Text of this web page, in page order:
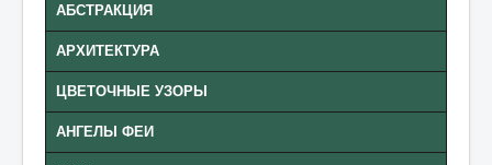
ПРОДУКЦИЯ
КОНТАКТЫ
АБСТРАКЦИЯ
АРХИТЕКТУРА
ЦВЕТОЧНЫЕ УЗОРЫ
АНГЕЛЫ ФЕИ